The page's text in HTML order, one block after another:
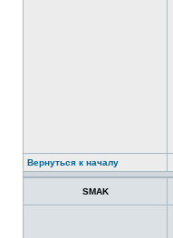
Вернуться к началу
SMAK